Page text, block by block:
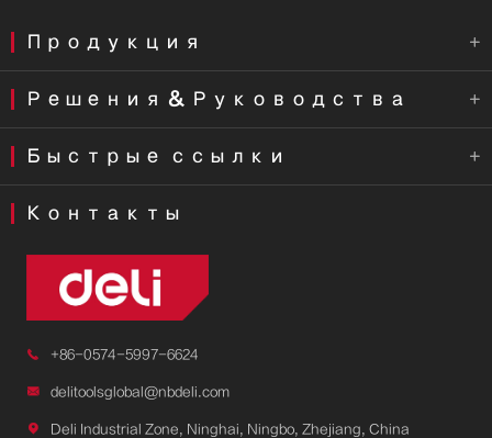
Продукция 
Решения & Руководства 
Быстрые ссылки 
Контакты
 +86-0574-5997-6624
 delitoolsglobal@nbdeli.com
 Deli Industrial Zone, Ninghai, Ningbo, Zhejiang, China